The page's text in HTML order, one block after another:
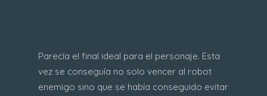
Parecía el final ideal para el personaje. Esta
vez se conseguía no solo vencer al robot
enemigo sino que se había conseguido evitar